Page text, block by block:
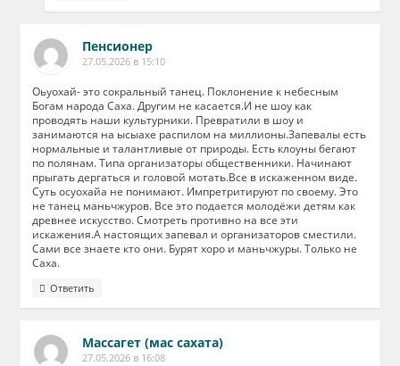
Пенсионер
27.05.2026 в 15:10
Оьуохай- это сокральный танец. Поклонение к небесным
Богам народа Саха. Другим не касается.И не шоу как
проводять наши культурники. Превратили в шоу и
занимаются на ысыахе распилом на миллионы.Запевалы есть
нормальные и талантливые от природы. Есть клоуны бегают
по полянам. Типа организаторы общественники. Начинают
прыгать дергаться и головой мотать.Все в искаженном виде.
Суть осуохайа не понимают. Импретритируют по своему. Это
не танец маньчжуров. Все это подается молодёжи детям как
древнее искусство. Смотреть противно на все эти
искажения.А настоящих запевал и организаторов сместили.
Сами все знаете кто они. Бурят хоро и маньчжуры. Только не
Саха.
Ответить
Массагет (мас сахата)
27.05.2026 в 16:08